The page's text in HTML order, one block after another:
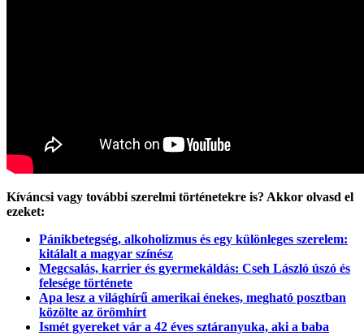
Kíváncsi vagy további szerelmi történetekre is? Akkor olvasd el
ezeket:
Pánikbetegség, alkoholizmus és egy különleges szerelem:
kitálalt a magyar színész
Megcsalás, karrier és gyermekáldás: Cseh László úszó és
felesége története
Apa lesz a világhírű amerikai énekes, megható posztban
közölte az örömhírt
Ismét gyereket vár a 42 éves sztáranyuka, aki a baba